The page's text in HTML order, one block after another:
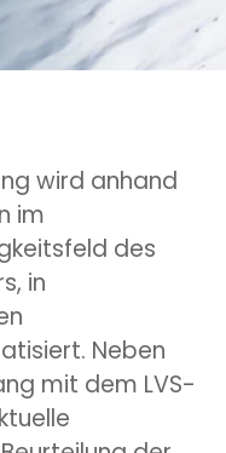
wird anhand
im
des
in
Neben
mit dem LVS-